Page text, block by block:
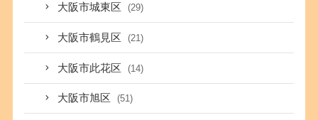
大阪市城東区 (29)
大阪市鶴見区 (21)
大阪市此花区 (14)
大阪市旭区 (51)